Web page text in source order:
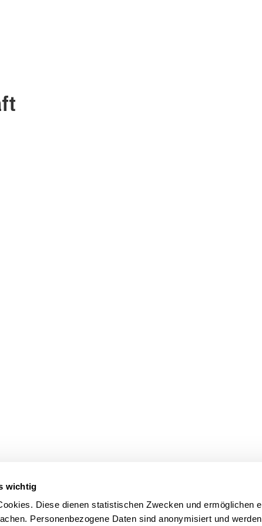
wichtig
Diese dienen statistischen Zwecken und ermöglichen
Personenbezogene Daten sind anonymisiert und